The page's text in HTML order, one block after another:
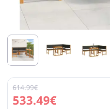
533.49€
614.99€